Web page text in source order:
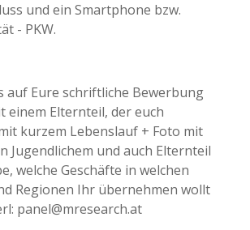
und ein Smartphone bzw.
- PKW.
auf Eure schriftliche Bewerbung
einem Elternteil, der euch
kurzem Lebenslauf + Foto mit
Jugendlichem und auch Elternteil
welche Geschäfte in welchen
Regionen Ihr übernehmen wollt
panel@mresearch.at